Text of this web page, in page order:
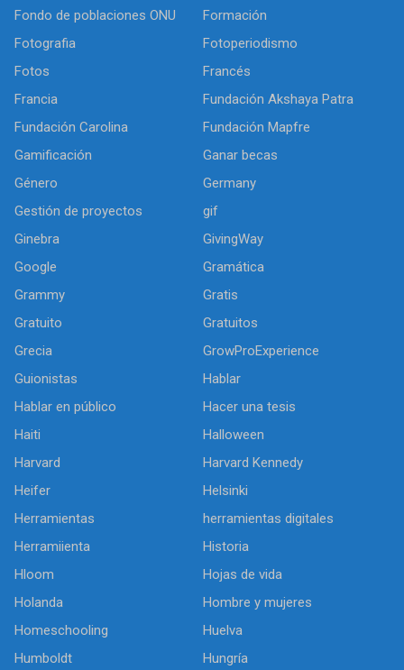
Fondo de poblaciones ONU
Formación
Fotografia
Fotoperiodismo
Fotos
Francés
Francia
Fundación Akshaya Patra
Fundación Carolina
Fundación Mapfre
Gamificación
Ganar becas
Género
Germany
Gestión de proyectos
gif
Ginebra
GivingWay
Google
Gramática
Grammy
Gratis
Gratuito
Gratuitos
Grecia
GrowProExperience
Guionistas
Hablar
Hablar en público
Hacer una tesis
Haiti
Halloween
Harvard
Harvard Kennedy
Heifer
Helsinki
Herramientas
herramientas digitales
Herramiienta
Historia
Hloom
Hojas de vida
Holanda
Hombre y mujeres
Homeschooling
Huelva
Humboldt
Hungría